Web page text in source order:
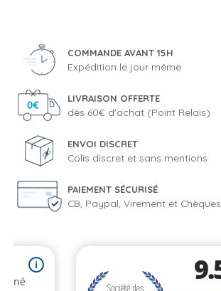
COMMANDE AVANT 15H
Expédition le jour même
LIVRAISON OFFERTE
dès 60€ d'achat (Point Relais)
ENVOI DISCRET
Colis discret et sans mentions
PAIEMENT SÉCURISÉ
CB, Paypal, Virement et Chèques